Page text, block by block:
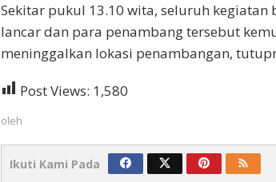
Sekitar pukul 13.10 wita, seluruh kegiatan
lancar dan para penambang tersebut
meninggalkan lokasi penambangan,
Post Views: 1,580
oleh
Ikuti Kami Pada